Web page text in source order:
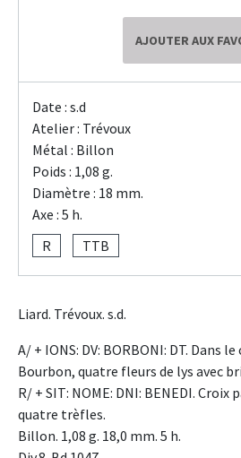
AJOUTER AUX
Date : s.d
Atelier : Trévoux
Métal : Billon
Poids : 1,08 g.
Diamètre : 18 mm.
Axe : 5 h.
R
TTB
Liard. Trévoux. s.d.
A/ + IONS: DV: BORBONI: DT. Dans le
Bourbon, quatre fleurs de lys avec
R/ + SIT: NOME: DNI: BENEDI.
quatre trèfles.
Billon. 1,08 g. 18,0 mm. 5 h.